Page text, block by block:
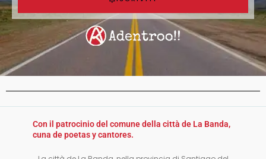
Con il patrocinio del comune della città de La Banda,
cuna de poetas y cantores.